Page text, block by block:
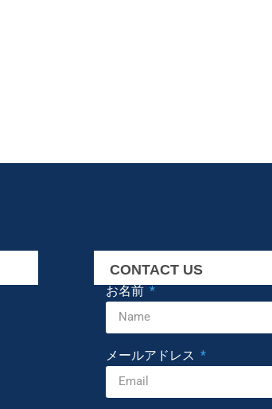
CONTACT US
お名前
メールアドレス